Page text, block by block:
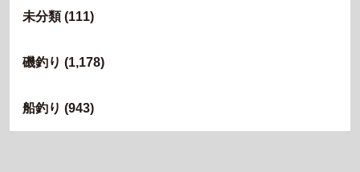
未分類(111)
磯釣り (1,178)
船釣り (943)